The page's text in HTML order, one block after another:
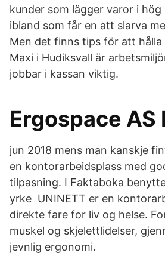
kunder som lägger varor i
ibland som får en att slarva
Men det finns tips för att hålla
Maxi i Hudiksvall är
jobbar i kassan viktig.
Ergospace AS
jun 2018 mens man kanskje
en kontorarbeidsplass med
tilpasning. I Faktaboka
yrke UNINETT er en
direkte fare for liv og helse.
muskel og skjelettlidelser,
jevnlig ergonomi.